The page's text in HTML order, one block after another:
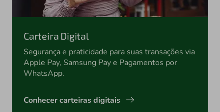
Carteira Digital
Segurança e praticidade para suas transações via
Apple Pay, Samsung Pay e Pagamentos por
WhatsApp.
Conhecer carteiras digitais